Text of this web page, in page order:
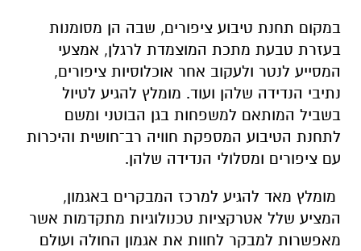
במקום תחנת טיבוע ציפורים, שבה הן מסומנות
בעזרת טבעת מתכת המוצמדת לרגלן, אמצעי
המסייע לנטר ולעקוב אחר אוכלוסיות ציפורים,
נתיבי הנדידה שלהן ועוד. מומלץ להגיע לטיול
בשביל המותאם למשפחות בגן הבוטני ומשם
לתחנת הטיבוע המספקת חוויה רב־חושית והיכרות
עם ציפורים ומסלולי הנדידה שלהן.
מומלץ מאד להגיע למרכז המבקרים באגמון,
המציע שלל אטרקציות טכנולוגיות מתקדמות אשר
מאפשרות למבקר לחוות את אגמון החולה ועולם